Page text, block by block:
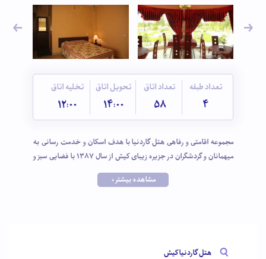
مجموعه اقامتی و رفاهی هتل گاردنیا با هدف اسکان و خدمت رسانی به
میهمانان و گردشگران در جزیره زیبای کیش از سال 1387 با فضایی سبز و
زیبا به بهره برداری رسید، این مجموعه دارای امکاناتی از جمله: کافی شاپ
با انواع نوشیدنی های سرد و گرم بصورت 24 ساعته، رستوران نخل گاردنیامشاهده بیشتر +
تعداد طبقه
4
تعداد اتاق
58
تحویل اتاق
14:00
تخلیه اتاق
12:00
هتل گاردنیا کیش